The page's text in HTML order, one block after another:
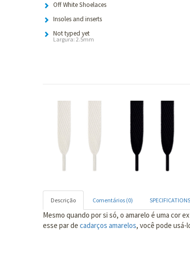
Off White Shoelaces
Insoles and inserts
Not typed yet
Largura: 2.5mm
Descrição Comentários (0) SPECIFICATIONS
Mesmo quando por si só, o amarelo é uma cor
esse par de cadarços amarelos, você pode usá-